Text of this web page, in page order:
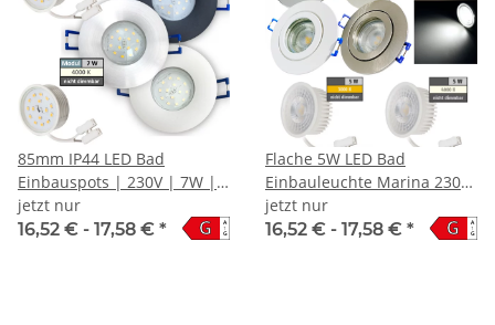
85mm IP44 LED Bad
Einbauspots | 230V | 7W |
Loch = 60 - 70mm |
Schraubadapter
jetzt nur
16,52 € - 17,58 € * A
↑
G
G
Flache 5W LED Bad
Einbauleuchte Marina 230V
/ IP44 / LED Modul
jetzt nur
16,52 € - 17,58 € * A
↑
G
G